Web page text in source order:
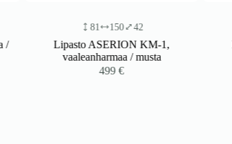
150 42
Lipasto ASERION KM-1,
vaaleanharmaa / musta
€